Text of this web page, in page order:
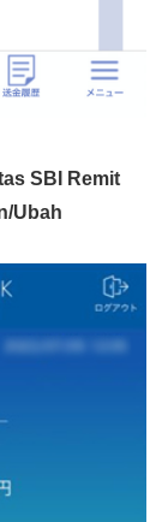
SBI Remit
Ubah